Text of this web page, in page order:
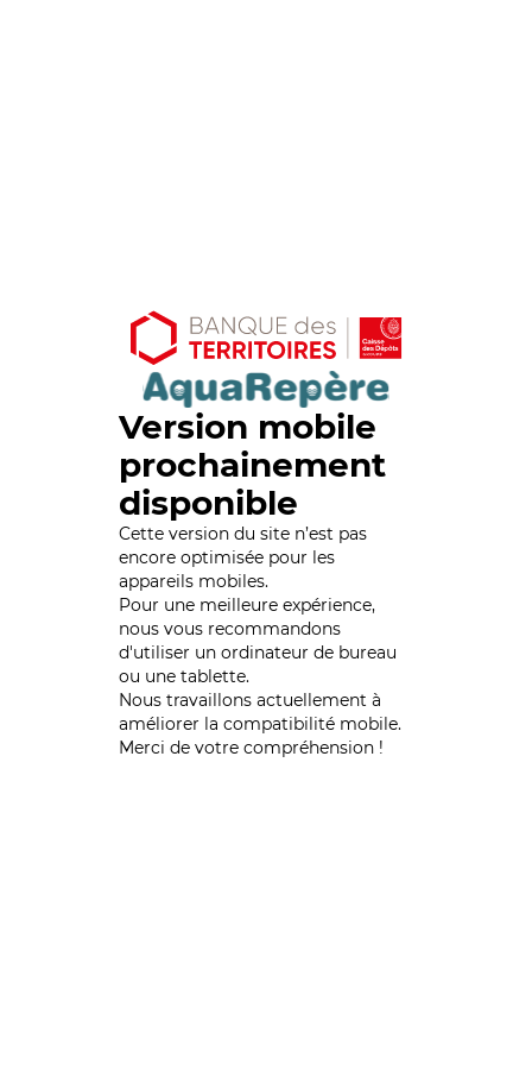
Version mobile
prochainement
disponible
Cette version du site n’est pas
encore optimisée pour les
appareils mobiles.
Pour une meilleure expérience,
nous vous recommandons
d'utiliser un ordinateur de bureau
ou une tablette.
Nous travaillons actuellement à
améliorer la compatibilité mobile.
Merci de votre compréhension !